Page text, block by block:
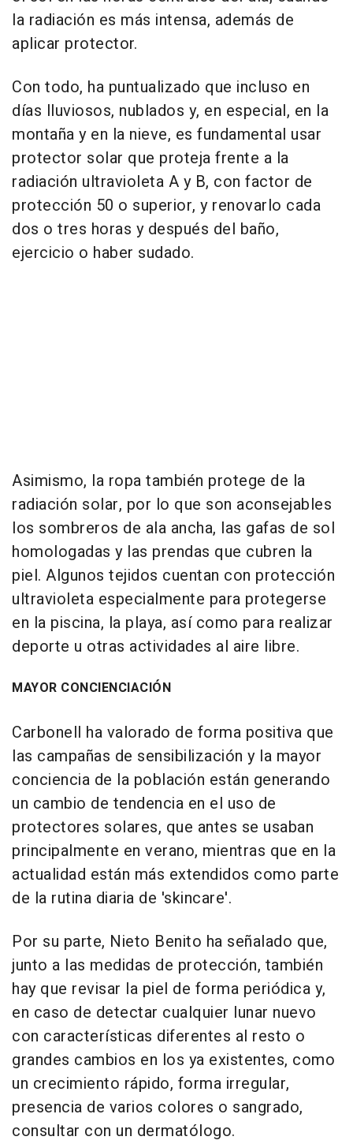
la radiación es más intensa, además de
aplicar protector.
Con todo, ha puntualizado que incluso en
días lluviosos, nublados y, en especial, en la
montaña y en la nieve, es fundamental usar
protector solar que proteja frente a la
radiación ultravioleta A y B, con factor de
protección 50 o superior, y renovarlo cada
dos o tres horas y después del baño,
ejercicio o haber sudado.
Asimismo, la ropa también protege de la
radiación solar, por lo que son aconsejables
los sombreros de ala ancha, las gafas de sol
homologadas y las prendas que cubren la
piel. Algunos tejidos cuentan con protección
ultravioleta especialmente para protegerse
en la piscina, la playa, así como para realizar
deporte u otras actividades al aire libre.
MAYOR CONCIENCIACIÓN
Carbonell ha valorado de forma positiva que
las campañas de sensibilización y la mayor
conciencia de la población están generando
un cambio de tendencia en el uso de
protectores solares, que antes se usaban
principalmente en verano, mientras que en la
actualidad están más extendidos como parte
de la rutina diaria de 'skincare'.
Por su parte, Nieto Benito ha señalado que,
junto a las medidas de protección, también
hay que revisar la piel de forma periódica y,
en caso de detectar cualquier lunar nuevo
con características diferentes al resto o
grandes cambios en los ya existentes, como
un crecimiento rápido, forma irregular,
presencia de varios colores o sangrado,
consultar con un dermatólogo.